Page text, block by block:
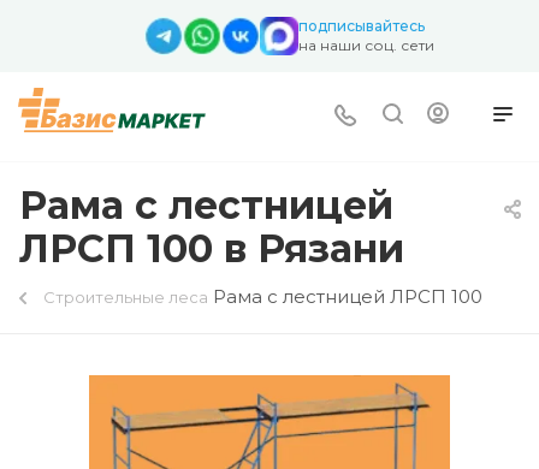
подписывайтесь
на наши соц. сети
Рама с лестницей
ЛРСП 100 в Рязани
Строительные леса Рама с лестницей ЛРСП 100